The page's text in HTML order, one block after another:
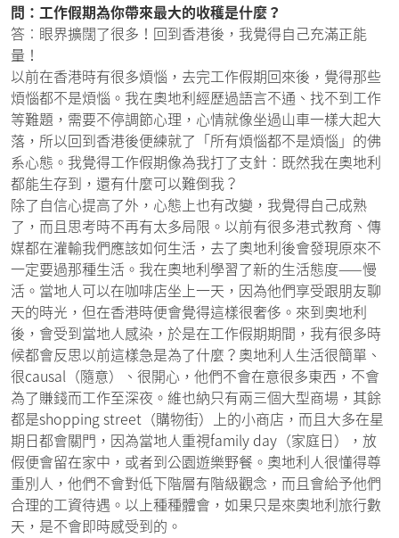
問：工作假期為你帶來最大的收穫是什麼？
答︰眼界擴闊了很多！回到香港後，我覺得自己充滿正能
量！
以前在香港時有很多煩惱，去完工作假期回來後，覺得那些
煩惱都不是煩惱。我在奧地利經歷過語言不通、找不到工作
等難題，需要不停調節心理，心情就像坐過山車一樣大起大
落，所以回到香港後便練就了「所有煩惱都不是煩惱」的佛
系心態。我覺得工作假期像為我打了支針︰既然我在奧地利
都能生存到，還有什麼可以難倒我？
除了自信心提高了外，心態上也有改變，我覺得自己成熟
了，而且思考時不再有太多局限。以前有很多港式教育、傳
媒都在灌輸我們應該如何生活，去了奧地利後會發現原來不
一定要過那種生活。我在奧地利學習了新的生活態度——慢
活。當地人可以在咖啡店坐上一天，因為他們享受跟朋友聊
天的時光，但在香港時便會覺得這樣很奢侈。來到奧地利
後，會受到當地人感染，於是在工作假期期間，我有很多時
候都會反思以前這樣急是為了什麼？奧地利人生活很簡單、
很causal（隨意）、很開心，他們不會在意很多東西，不會
為了賺錢而工作至深夜。維也納只有兩三個大型商場，其餘
都是shopping street（購物街）上的小商店，而且大多在星
期日都會關門，因為當地人重視family day（家庭日），放
假便會留在家中，或者到公園遊樂野餐。奧地利人很懂得尊
重別人，他們不會對低下階層有階級觀念，而且會給予他們
合理的工資待遇。以上種種體會，如果只是來奧地利旅行數
天，是不會即時感受到的。